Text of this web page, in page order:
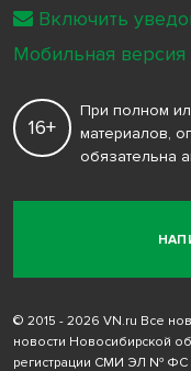
16+
При полном
материалов,
обязательна
© 2015 - 2026 VN.ru Все
новости Новосибирской
регистрации СМИ ЭЛ № ФС
Включить
Мобильная версия